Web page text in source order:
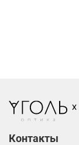
Контакты